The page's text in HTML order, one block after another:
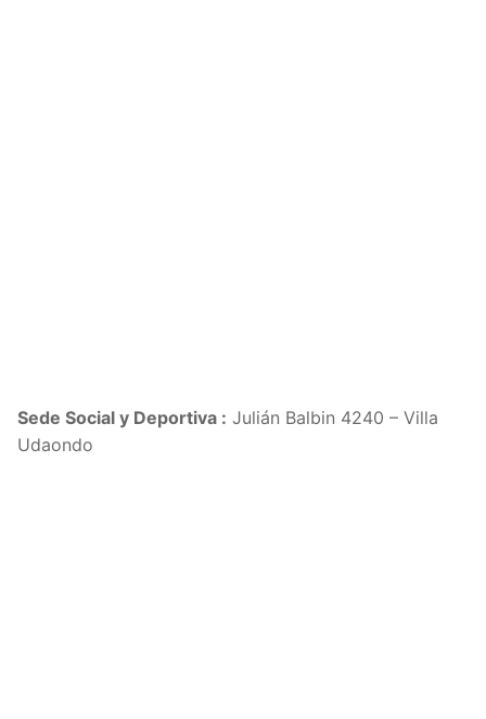
Sede Social y Deportiva : Julián Balbin 4240 – Villa
Udaondo